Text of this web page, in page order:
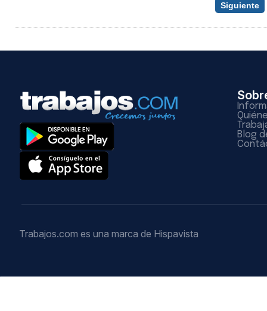
Siguiente
Blog
Trabajos.com es una marca de Hispavista